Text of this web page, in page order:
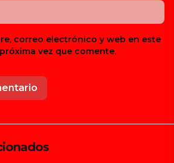
correo electrónico y web en este
vez que comente.